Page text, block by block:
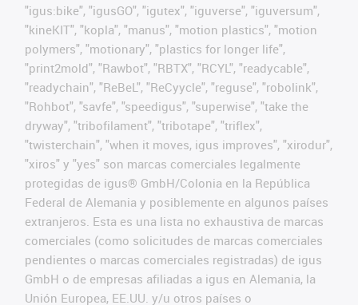
"igus:bike", "igusGO", "igutex", "iguverse", "iguversum",
"kineKIT", "kopla", "manus", "motion plastics", "motion
polymers", "motionary", "plastics for longer life",
"print2mold", "Rawbot", "RBTX", "RCYL", "readycable",
"readychain", "ReBeL", "ReCyycle", "reguse", "robolink",
"Rohbot", "savfe", "speedigus", "superwise", "take the
dryway", "tribofilament", "tribotape", "triflex",
"twisterchain", "when it moves, igus improves", "xirodur",
"xiros" y "yes" son marcas comerciales legalmente
protegidas de igus® GmbH/Colonia en la República
Federal de Alemania y posiblemente en algunos países
extranjeros. Esta es una lista no exhaustiva de marcas
comerciales (como solicitudes de marcas comerciales
pendientes o marcas comerciales registradas) de igus
GmbH o de empresas afiliadas a igus en Alemania, la
Unión Europea, EE.UU. y/u otros países o